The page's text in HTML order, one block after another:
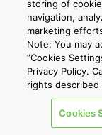
storing of
navigation,
marketing
Note: You may
”Cookies
Privacy Policy.
rights described
Cookies